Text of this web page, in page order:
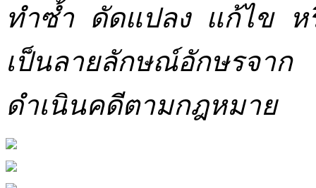
ทำซ้ำ ดัดแปลง แก้ไข ห
เป็นลายลักษณ์อักษรจาก
ดำเนินคดีตามกฎหมาย